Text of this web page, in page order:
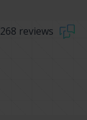
268 reviews